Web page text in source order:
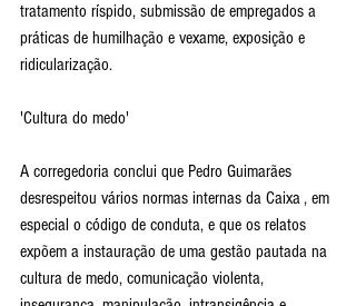
tratamento ríspido, submissão de empregados a
práticas de humilhação e vexame, exposição e
ridicularização.
'Cultura do medo'
A corregedoria conclui que Pedro Guimarães
desrespeitou vários normas internas da Caixa , em
especial o código de conduta, e que os relatos
expõem a instauração de uma gestão pautada na
cultura de medo, comunicação violenta,